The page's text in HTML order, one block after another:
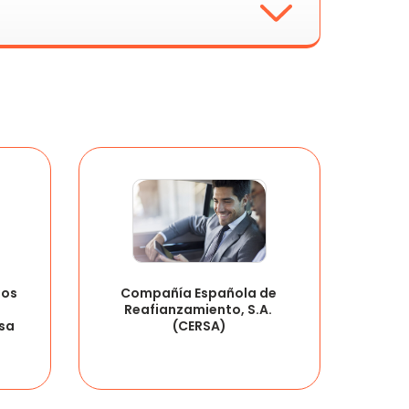
conocida como Ley “Crea y Crece”,
la opción de consulta de CNAE.
de identificación fiscal y obtener la
Compañía Española de
Reafianzamiento, S.A.
(CERSA)